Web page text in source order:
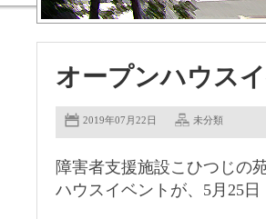
オープンハウス
2019年07月22日 未分類
障害者支援施設こひつじの
ハウスイベントが、5月25